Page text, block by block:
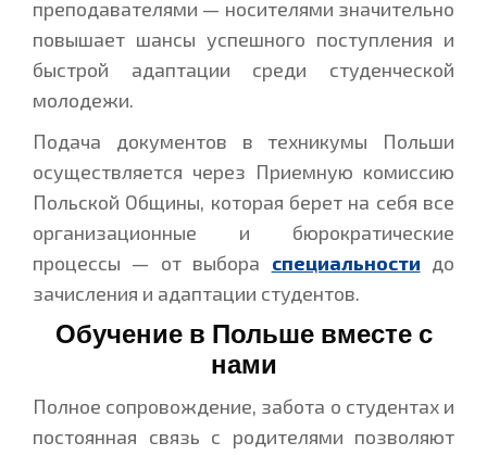
преподавателями — носителями значительно
повышает шансы успешного поступления и
быстрой адаптации среди студенческой
молодежи.
Подача документов в техникумы Польши
осуществляется через Приемную комиссию
Польской Общины, которая берет на себя все
организационные и бюрократические
процессы — от выбора специальности до
зачисления и адаптации студентов.
Обучение в Польше вместе с
нами
Полное сопровождение, забота о студентах и
постоянная связь с родителями позволяют